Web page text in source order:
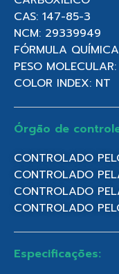
CAS: 147-85-3
NCM: 29339949
FÓRMULA
PESO MOLECULAR:
COLOR INDEX: NT
Órgão de
CONTROLADO
CONTROLADO
CONTROLADO
CONTROLADO
Especificações: